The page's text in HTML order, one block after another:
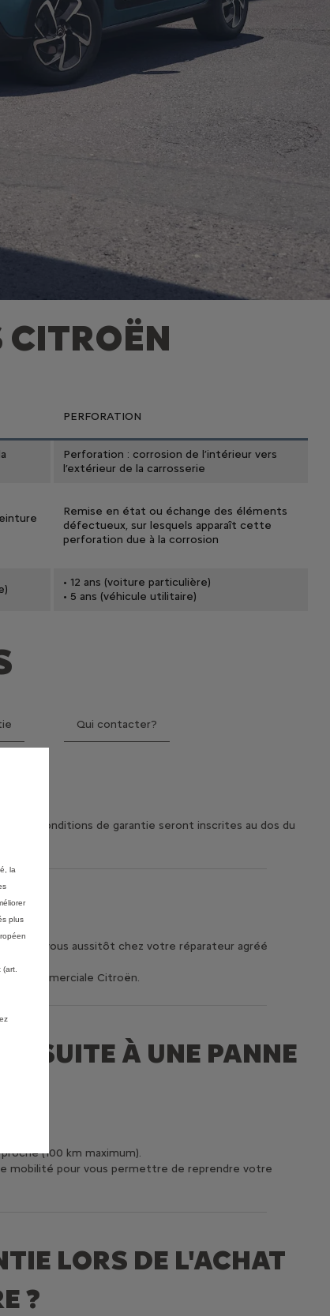
CITROËN
PERFORATION
Perforation : corrosion de l’intérieur vers
l’extérieur de la carrosserie
Remise en état ou échange des éléments
défectueux, sur lesquels apparaît cette
perforation due à la corrosion
• 12 ans (voiture particulière)
• 5 ans (véhicule utilitaire)
Qui contacter?
les conditions de garantie seront inscrites au dos du
vous aussitôt chez votre réparateur agréé
commerciale Citroën.
SUITE À UNE PANNE
(100 km maximum).
mobilité pour vous permettre de reprendre votre
LORS DE L'ACHAT
?
la
plus